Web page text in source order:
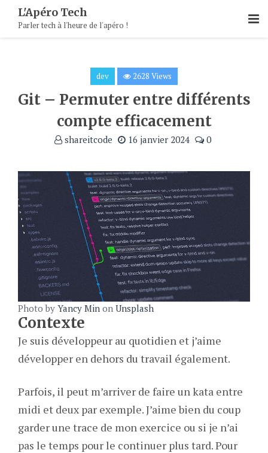
Content
L'Apéro Tech
Parler tech à l'heure de l'apéro !
dev 2628 Views
Git – Permuter entre différents
compte efficacement
shareitcode 16 janvier 2024 0
Photo by Yancy Min on Unsplash
Contexte
Je suis développeur au quotidien et j’aime
développer en dehors du travail également.
Parfois, il peut m’arriver de faire un kata entre
midi et deux par exemple. J’aime bien du coup
garder une trace de mon exercice ou si je n’ai
pas le temps pour le continuer plus tard. Pour